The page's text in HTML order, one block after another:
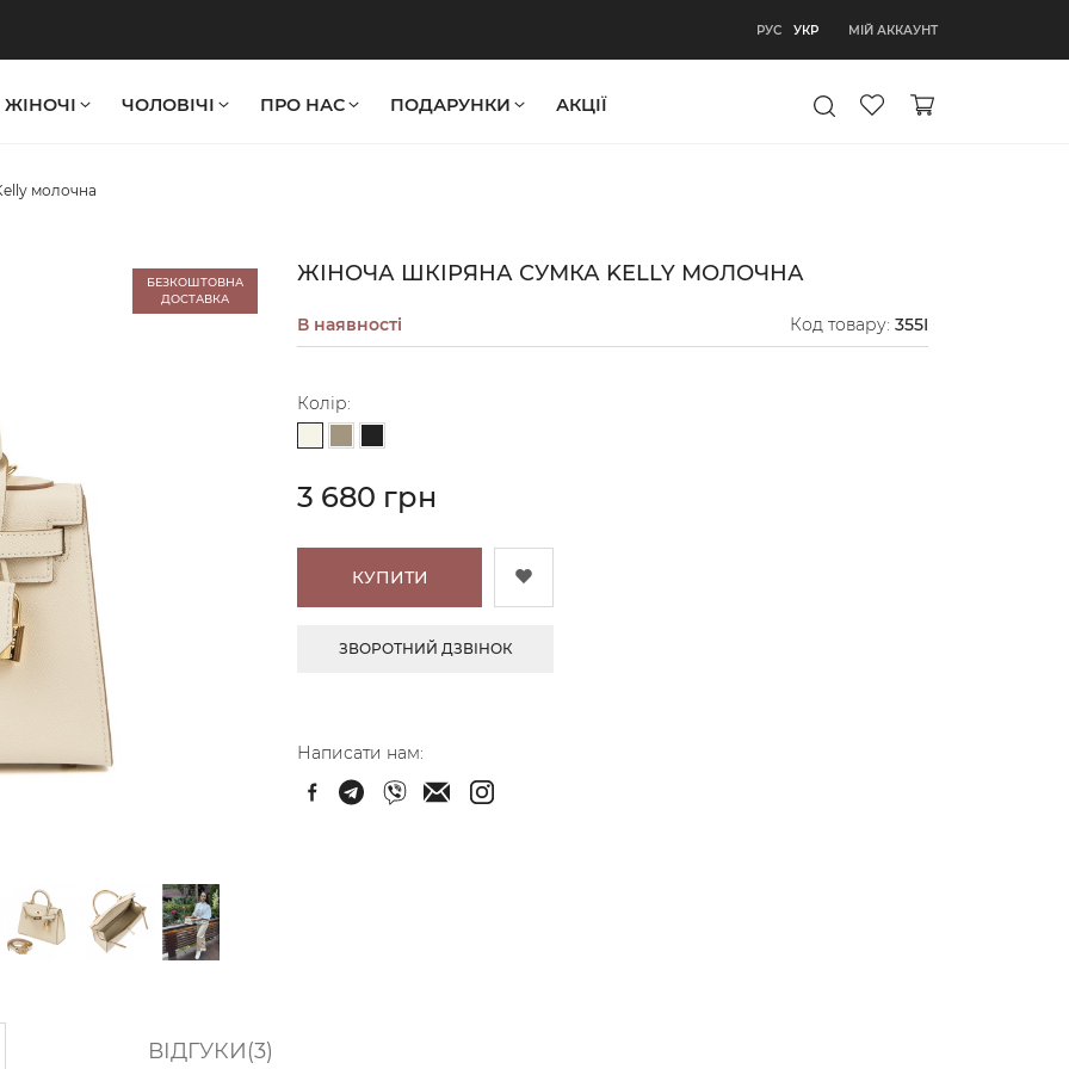
РУС УКР МІЙ АККАУНТ
ЖІНОЧІ ЧОЛОВІЧІ АКЦІЇ
ПРО НАС ПОДАРУНКИ
молочна
БЕЗКОШТОВНА
ДОСТАВКА
ЖІНОЧА ШКІРЯНА СУМКА KELLY МОЛОЧНА
В наявності Код товару: 355I
Колір:
3 680 грн
КУПИТИ
ЗВОРОТНИЙ ДЗВІНОК
Написати нам:
ВІДГУКИ(3)